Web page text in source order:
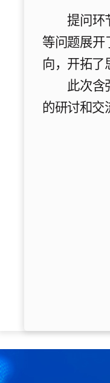
提问环
等问题展开
向，开拓了
此次含
的研讨和交